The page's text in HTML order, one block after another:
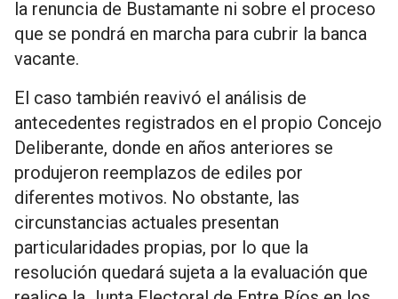
la renuncia de Bustamante ni sobre el proceso
que se pondrá en marcha para cubrir la banca
vacante.
El caso también reavivó el análisis de
antecedentes registrados en el propio Concejo
Deliberante, donde en años anteriores se
produjeron reemplazos de ediles por
diferentes motivos. No obstante, las
circunstancias actuales presentan
particularidades propias, por lo que la
resolución quedará sujeta a la evaluación que